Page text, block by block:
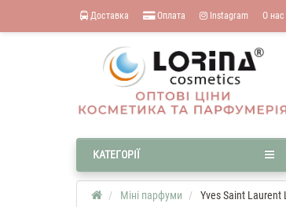
Доставка Оплата Instagram О нас
КАТЕГОРІЇ
Міні парфуми Yves Saint Laurent